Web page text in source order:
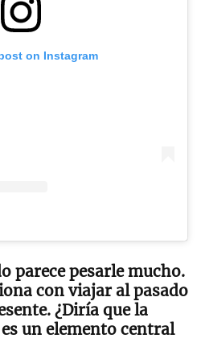
on Instagram
parece pesarle mucho.
con viajar al pasado
¿Diría que la
un elemento central